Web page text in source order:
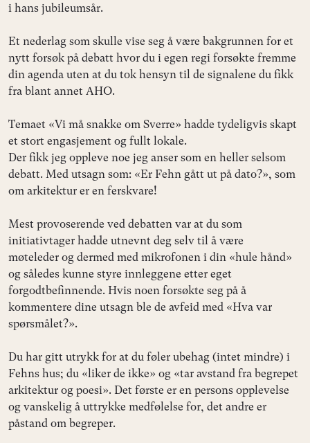
i hans jubileumsår.
Et nederlag som skulle vise seg å være bakgrunnen for et
nytt forsøk på debatt hvor du i egen regi forsøkte fremme
din agenda uten at du tok hensyn til de signalene du fikk
fra blant annet AHO.
Temaet «Vi må snakke om Sverre» hadde tydeligvis skapt
et stort engasjement og fullt lokale.
Der fikk jeg oppleve noe jeg anser som en heller selsom
debatt. Med utsagn som: «Er Fehn gått ut på dato?», som
om arkitektur er en ferskvare!
Mest provoserende ved debatten var at du som
initiativtager hadde utnevnt deg selv til å være
møteleder og dermed med mikrofonen i din «hule hånd»
og således kunne styre innleggene etter eget
forgodtbefinnende. Hvis noen forsøkte seg på å
kommentere dine utsagn ble de avfeid med «Hva var
spørsmålet?».
Du har gitt utrykk for at du føler ubehag (intet mindre) i
Fehns hus; du «liker de ikke» og «tar avstand fra begrepet
arkitektur og poesi». Det første er en persons opplevelse
og vanskelig å uttrykke medfølelse for, det andre er
påstand om begreper.